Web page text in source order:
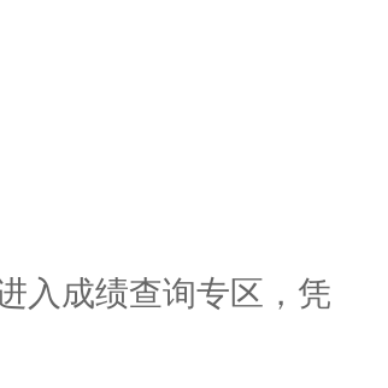
入成绩查询专区，凭